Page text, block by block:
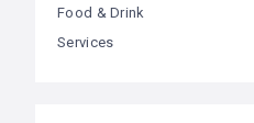
Food & Drink
Services